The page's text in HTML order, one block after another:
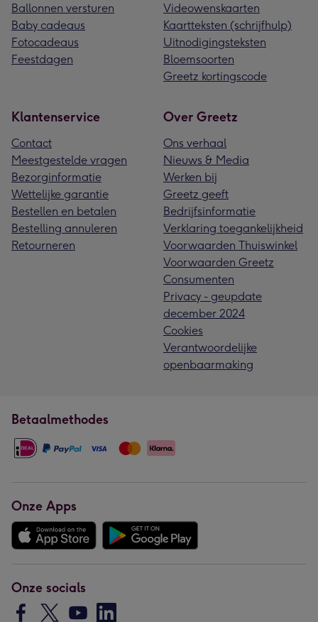
Ballonnen versturen
Baby cadeaus
Fotocadeaus
Feestdagen
Videowenskaarten
Kaartteksten (schrijfhulp)
Uitnodigingsteksten
Bloemsoorten
Greetz kortingscode
Klantenservice
Contact
Meestgestelde vragen
Bezorginformatie
Wettelijke garantie
Bestellen en betalen
Bestelling annuleren
Retourneren
Over Greetz
Ons verhaal
Nieuws & Media
Werken bij
Greetz geeft
Bedrijfsinformatie
Verklaring toegankelijkheid
Voorwaarden Thuiswinkel
Voorwaarden Greetz
Consumenten
Privacy - geupdate
december 2024
Cookies
Verantwoordelijke
openbaarmaking
Betaalmethodes
Onze Apps
Onze socials